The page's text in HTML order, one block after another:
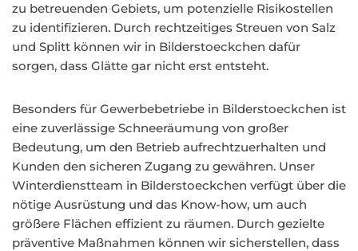
zu betreuenden Gebiets, um potenzielle Risikostellen
zu identifizieren. Durch rechtzeitiges Streuen von Salz
und Splitt können wir in Bilderstoeckchen dafür
sorgen, dass Glätte gar nicht erst entsteht.
Besonders für Gewerbebetriebe in Bilderstoeckchen ist
eine zuverlässige Schneeräumung von großer
Bedeutung, um den Betrieb aufrechtzuerhalten und
Kunden den sicheren Zugang zu gewähren. Unser
Winterdienstteam in Bilderstoeckchen verfügt über die
nötige Ausrüstung und das Know-how, um auch
größere Flächen effizient zu räumen. Durch gezielte
präventive Maßnahmen können wir sicherstellen, dass